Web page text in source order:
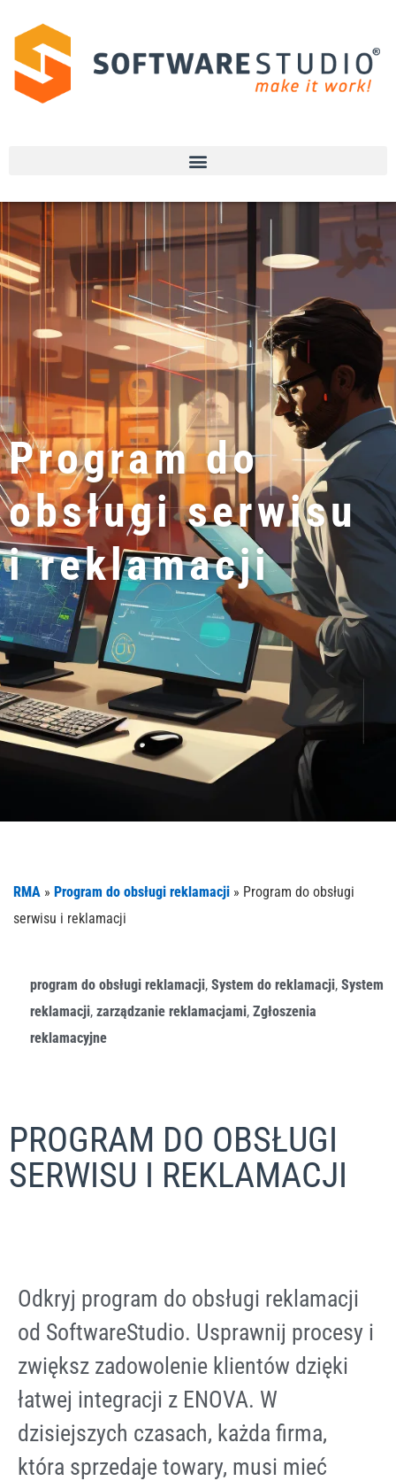
Program do
obsługi serwisu
i reklamacji
RMA » Program do obsługi reklamacji » Program do obsługi
serwisu i reklamacji
program do obsługi reklamacji, System do reklamacji, System
reklamacji, zarządzanie reklamacjami, Zgłoszenia
reklamacyjne
PROGRAM DO OBSŁUGI
SERWISU I REKLAMACJI
Odkryj program do obsługi reklamacji
od SoftwareStudio. Usprawnij procesy i
zwiększ zadowolenie klientów dzięki
łatwej integracji z ENOVA. W
dzisiejszych czasach, każda firma,
która sprzedaje towary, musi mieć